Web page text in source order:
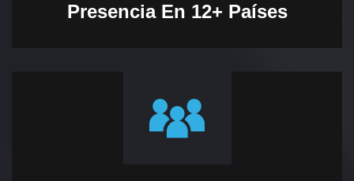
Presencia En 12+ Países